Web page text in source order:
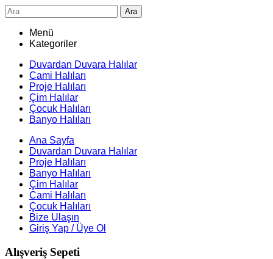
Ara
Menü
Kategoriler
Duvardan Duvara Halılar
Cami Halıları
Proje Halıları
Çim Halılar
Çocuk Halıları
Banyo Halıları
Ana Sayfa
Duvardan Duvara Halılar
Proje Halıları
Banyo Halıları
Çim Halılar
Cami Halıları
Çocuk Halıları
Bize Ulaşın
Giriş Yap / Üye Ol
Alışveriş Sepeti